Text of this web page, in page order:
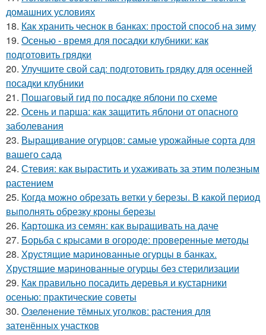
домашних условиях
18. Как хранить чеснок в банках: простой способ на зиму
19. Осенью - время для посадки клубники: как
подготовить грядки
20. Улучшите свой сад: подготовить грядку для осенней
посадки клубники
21. Пошаговый гид по посадке яблони по схеме
22. Осень и парша: как защитить яблони от опасного
заболевания
23. Выращивание огурцов: самые урожайные сорта для
вашего сада
24. Стевия: как вырастить и ухаживать за этим полезным
растением
25. Когда можно обрезать ветки у березы. В какой период
выполнять обрезку кроны березы
26. Картошка из семян: как выращивать на даче
27. Борьба с крысами в огороде: проверенные методы
28. Хрустящие маринованные огурцы в банках.
Хрустящие маринованные огурцы без стерилизации
29. Как правильно посадить деревья и кустарники
осенью: практические советы
30. Озеленение тёмных уголков: растения для
затенённых участков